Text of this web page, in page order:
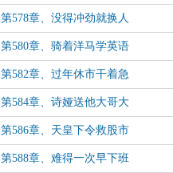
第578章、没得冲劲就换人
第580章、骑着洋马学英语
第582章、过年休市干着急
第584章、诗娅送他大哥大
第586章、天皇下令救股市
第588章、难得一次早下班